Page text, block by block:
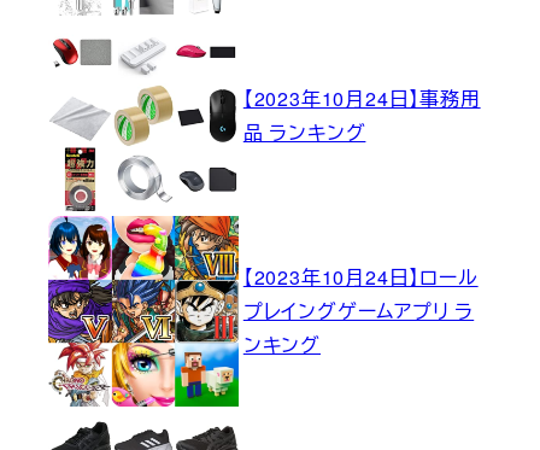
【2023年10月24日】事務用
品 ランキング
【2023年10月24日】ロール
プレイングゲームアプリ ラ
ンキング